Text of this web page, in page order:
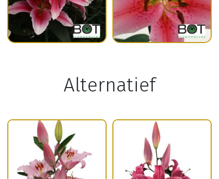
Alternatief